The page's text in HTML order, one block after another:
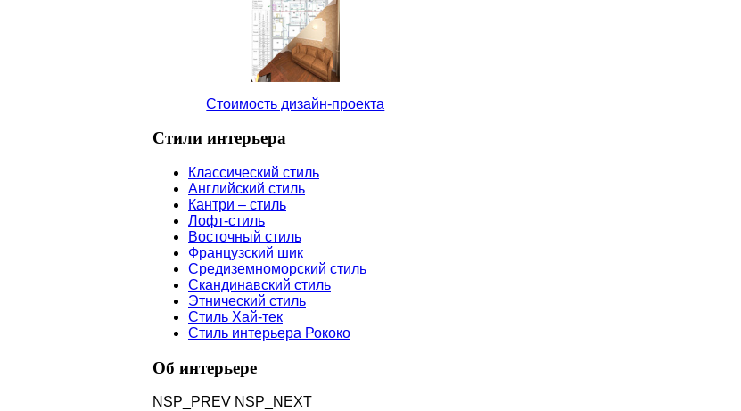
Стоимость дизайн-проекта
Стили интерьера
Классический стиль
Английский стиль
Кантри – стиль
Лофт-стиль
Восточный стиль
Французский шик
Средиземноморский стиль
Скандинавский стиль
Этнический стиль
Стиль Хай-тек
Стиль интерьера Рококо
Об интерьере
NSP_PREV NSP_NEXT